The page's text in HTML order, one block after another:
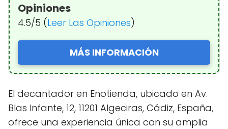
Opiniones
4.5/5 (Leer Las Opiniones)
MÁS INFORMACIÓN
El decantador en Enotienda, ubicado en Av.
Blas Infante, 12, 11201 Algeciras, Cádiz, España,
ofrece una experiencia única con su amplia